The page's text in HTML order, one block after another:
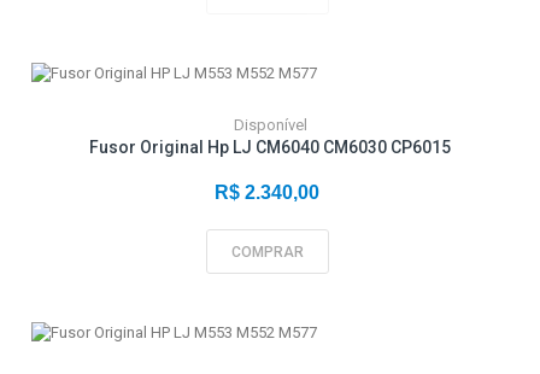
Disponível
Fusor Original Hp LJ CM6040 CM6030 CP6015
R$ 2.340,00
COMPRAR